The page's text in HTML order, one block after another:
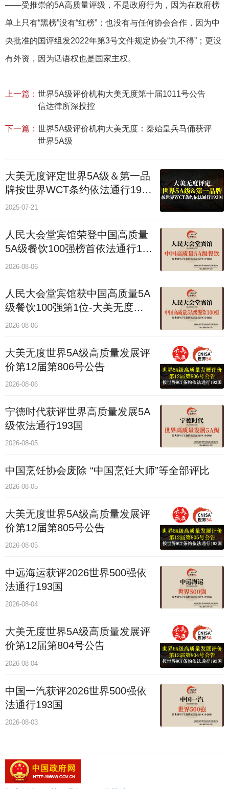
——受推崇的5A高质量评级，不是政府行为，因为在政府榜
单上只有“黑榜”没有“红榜”；也没有与任何协会合作，因为中
央批准的国评组发2022年第3号文件规定协会“九不得”；更没
有外资，因为话语权也是国家主权。
上一篇： 世界5A级评价机构大美无度第十届1011号公告
信达律所深投控
下一篇： 世界5A级评价机构大美无度：秦始皇兵马俑获评
世界5A级
大美无度评定世界5A级＆第一品
牌按世界WCT条约依法通行193
个国家
2025-07-21
人民大会堂宾馆荣登中国高质量
5A级餐饮100强榜首依法通行193
国
2026-08-06
人民大会堂宾馆获中国高质量5A
级餐饮100强第1位-大美无度评
价通193国
2026-08-06
大美无度世界5A级高质量发展评
价第12届第806号公告
2026-08-06
宁德时代获评世界高质量发展5A
级依法通行193国
2026-08-05
中国烹饪协会废除 “中国烹饪大师”等全部评比
2026-08-05
大美无度世界5A级高质量发展评
价第12届第805号公告
2026-08-05
中远海运获评2026世界500强依
法通行193国
2026-08-04
大美无度世界5A级高质量发展评
价第12届第804号公告
2026-08-04
中国一汽获评2026世界500强依
法通行193国
2026-08-03